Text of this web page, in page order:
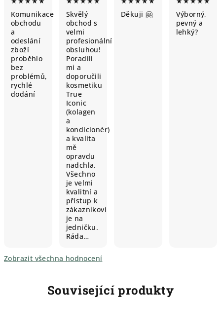
Komunikace
obchodu
a
odeslání
zboží
proběhlo
bez
problémů,
rychlé
dodání
Skvělý
obchod s
velmi
profesionální
obsluhou!
Poradili
mi a
doporučili
kosmetiku
True
Iconic
(kolagen
a
kondicionér)
a kvalita
mě
opravdu
nadchla.
Všechno
je velmi
kvalitní a
přístup k
zákazníkovi
je na
jedničku.
Ráda…
Děkuji 🤗
Výborný,
pevný a
lehký?
Zobrazit všechna hodnocení
Související produkty